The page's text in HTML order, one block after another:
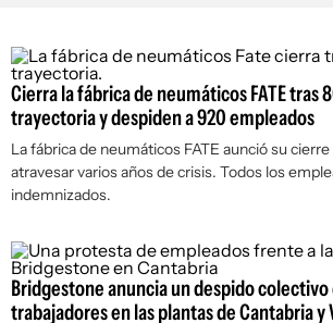
Cierra la fábrica de neumáticos FATE tras
trayectoria y despiden a 920 empleados
La fábrica de neumáticos FATE aunció su
atravesar varios años de crisis. Todos los
indemnizados.
Bridgestone anuncia un despido colectivo
trabajadores en las plantas de Cantabria y